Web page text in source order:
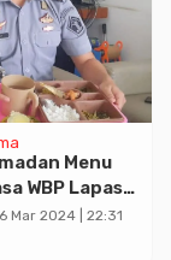
Menu
WBP Lapas
Diperhatikan.
Sudah
Mar 2024 | 22:31